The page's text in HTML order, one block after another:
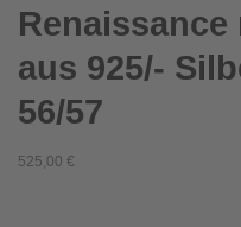
aus 925/-
56/57
525,00 €